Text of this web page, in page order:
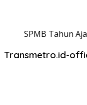
SPMB Tahun
Transmetro.id-